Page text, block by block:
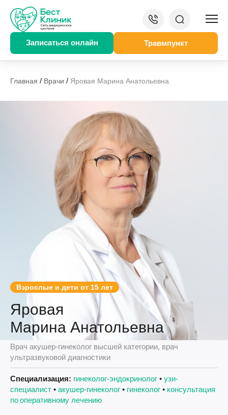
Записаться онлайн Травмпункт
Главная / Врачи / Яровая Марина Анатольевна
Взрослые и дети от 15 лет
Яровая
Марина Анатольевна
Врач акушер-гинеколог высшей категории, врач
ультразвуковой диагностики
Специализация: гинеколог-эндокринолог • узи-
специалист • акушер-гинеколог • гинеколог • консультация
по оперативному лечению